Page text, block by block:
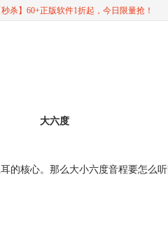
秒杀】60+正版软件1折起，今日限量抢！
大六度
的核心。那么大小六度音程要怎么